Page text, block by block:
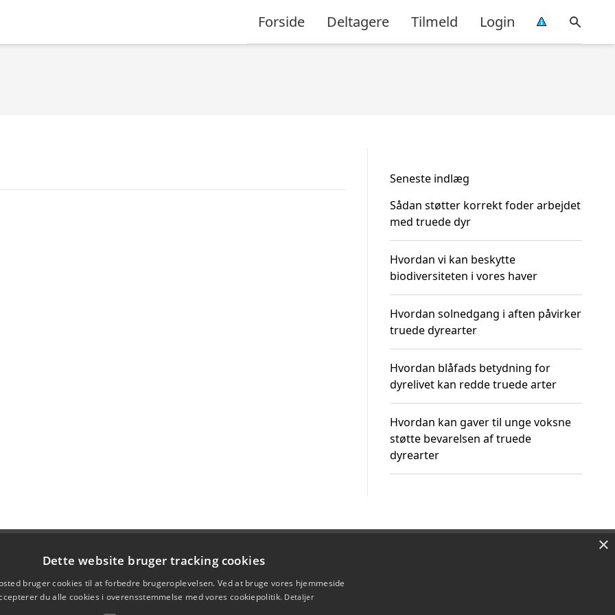
Forside Deltagere Tilmeld Login
Seneste indlæg
Sådan støtter korrekt foder arbejdet
med truede dyr
Hvordan vi kan beskytte
biodiversiteten i vores haver
Hvordan solnedgang i aften påvirker
truede dyrearter
Hvordan blåfads betydning for
dyrelivet kan redde truede arter
Hvordan kan gaver til unge voksne
støtte bevarelsen af truede
dyrearter
×
Dette website bruger tracking cookies
bruger cookies til at forbedre brugeroplevelsen. Ved at bruge vores hjemmeside
du alle cookies i overensstemmelse med vores cookiepolitik. Detaljer